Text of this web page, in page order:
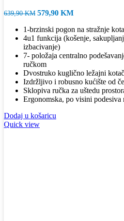
639,90KM Izvorna
bila
je:
639,90 KM.
579,90 KMTrenutna
je:
579,90 KM.
1-brzinski pogon na stražnje
4u1 funkcija (košenje,
izbacivanje)
7- položaja centralno
ručkom
Dvostruko kuglično ležajni
Izdržljivo i robusno kućište od
Sklopiva ručka za uštedu
Ergonomska, po visini podesiva
Dodaj u košaricu
Quick view